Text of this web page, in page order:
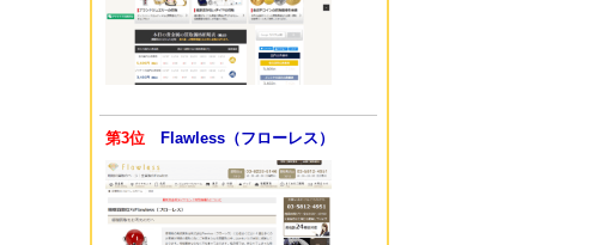
第3位 Flawless（フローレス）